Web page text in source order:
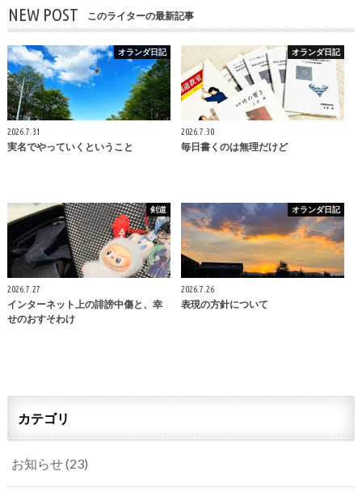
NEW POST このライターの最新記事
オランダ日記
2026.7.31
実名でやっていくということ
オランダ日記
2026.7.30
毎日書くのは無理だけど
剣道
2026.7.27
インターネット上の誹謗中傷と、幸
せのおすそわけ
オランダ日記
2026.7.26
表現の方針について
カテゴリ
お知らせ(23)